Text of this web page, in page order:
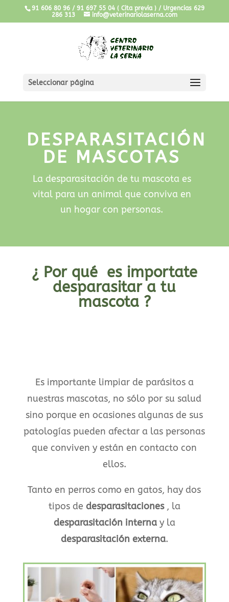
91 606 80 96 / 91 697 55 04 ( Cita previa ) / Urgencias 629
286 313
info@veterinariolaserna.com
Seleccionar página
DESPARASITACIÓN
DE MASCOTAS
La desparasitación de tu mascota es
vital para un animal que conviva en
un hogar con personas.
¿ Por qué es importate
desparasitar a tu
mascota ?
Es importante limpiar de parásitos a
nuestras mascotas, no sólo por su salud
sino porque en ocasiones algunas de sus
patologías pueden afectar a las personas
que conviven y están en contacto con
ellos.
Tanto en perros como en gatos, hay dos
tipos de desparasitaciones, la
desparasitación internay la
desparasitación externa.